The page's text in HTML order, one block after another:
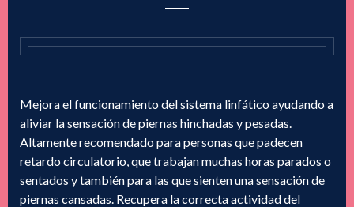
Mejora el funcionamiento del sistema linfático ayudando a
aliviar la sensación de piernas hinchadas y pesadas.
Altamente recomendado para personas que padecen
retardo circulatorio, que trabajan muchas horas parados o
sentados y también para las que sienten una sensación de
piernas cansadas. Recupera la correcta actividad del